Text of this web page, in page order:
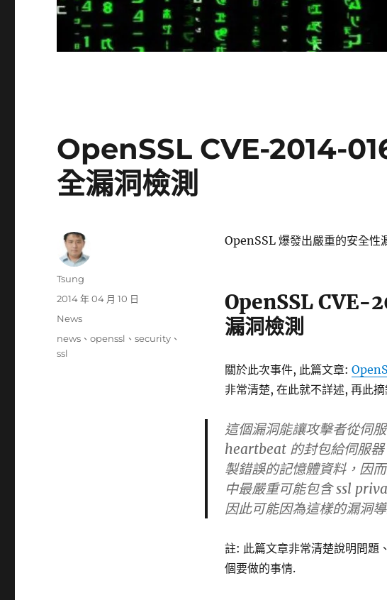
OpenSSL CVE-2014-
全漏洞檢測
OpenSSL 爆發出嚴重的安全性
OpenSSL CVE-
漏洞檢測
關於此次事件, 此篇文章:
非常清楚, 在此就不詳述, 再此
這個漏洞能讓攻擊者從伺
heartbeat 的封包給伺服
製錯誤的記憶體資料，因
中最嚴重可能包含 ssl
因此可能因為這樣的漏洞
註: 此篇文章非常清楚說明問題
個要做的事情.
作
Tsung
發
期:
2014 年 04 月 10 日
分
News
標
籤
news 、openssl 、security 、
ssl